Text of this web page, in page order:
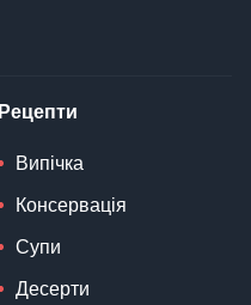
Рецепти
Випічка
Консервація
Супи
Десерти